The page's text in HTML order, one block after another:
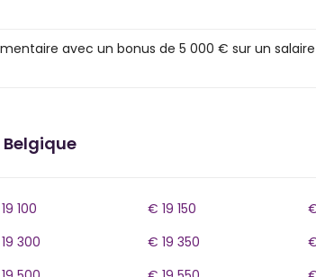
avec un bonus de 5 000 € sur un salaire
100 € 19 150
300 € 19 350